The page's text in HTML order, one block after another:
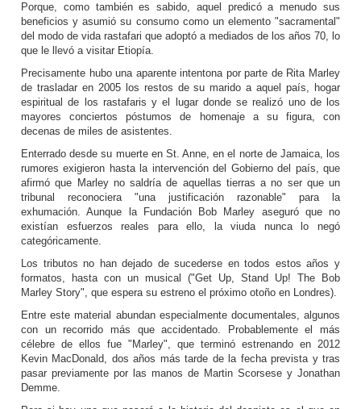
Porque, como también es sabido, aquel predicó a menudo sus
beneficios y asumió su consumo como un elemento "sacramental"
del modo de vida rastafari que adoptó a mediados de los años 70, lo
que le llevó a visitar Etiopía.
Precisamente hubo una aparente intentona por parte de Rita Marley
de trasladar en 2005 los restos de su marido a aquel país, hogar
espiritual de los rastafaris y el lugar donde se realizó uno de los
mayores conciertos póstumos de homenaje a su figura, con
decenas de miles de asistentes.
Enterrado desde su muerte en St. Anne, en el norte de Jamaica, los
rumores exigieron hasta la intervención del Gobierno del país, que
afirmó que Marley no saldría de aquellas tierras a no ser que un
tribunal reconociera "una justificación razonable" para la
exhumación. Aunque la Fundación Bob Marley aseguró que no
existían esfuerzos reales para ello, la viuda nunca lo negó
categóricamente.
Los tributos no han dejado de sucederse en todos estos años y
formatos, hasta con un musical ("Get Up, Stand Up! The Bob
Marley Story", que espera su estreno el próximo otoño en Londres).
Entre este material abundan especialmente documentales, algunos
con un recorrido más que accidentado. Probablemente el más
célebre de ellos fue "Marley", que terminó estrenando en 2012
Kevin MacDonald, dos años más tarde de la fecha prevista y tras
pasar previamente por las manos de Martin Scorsese y Jonathan
Demme.